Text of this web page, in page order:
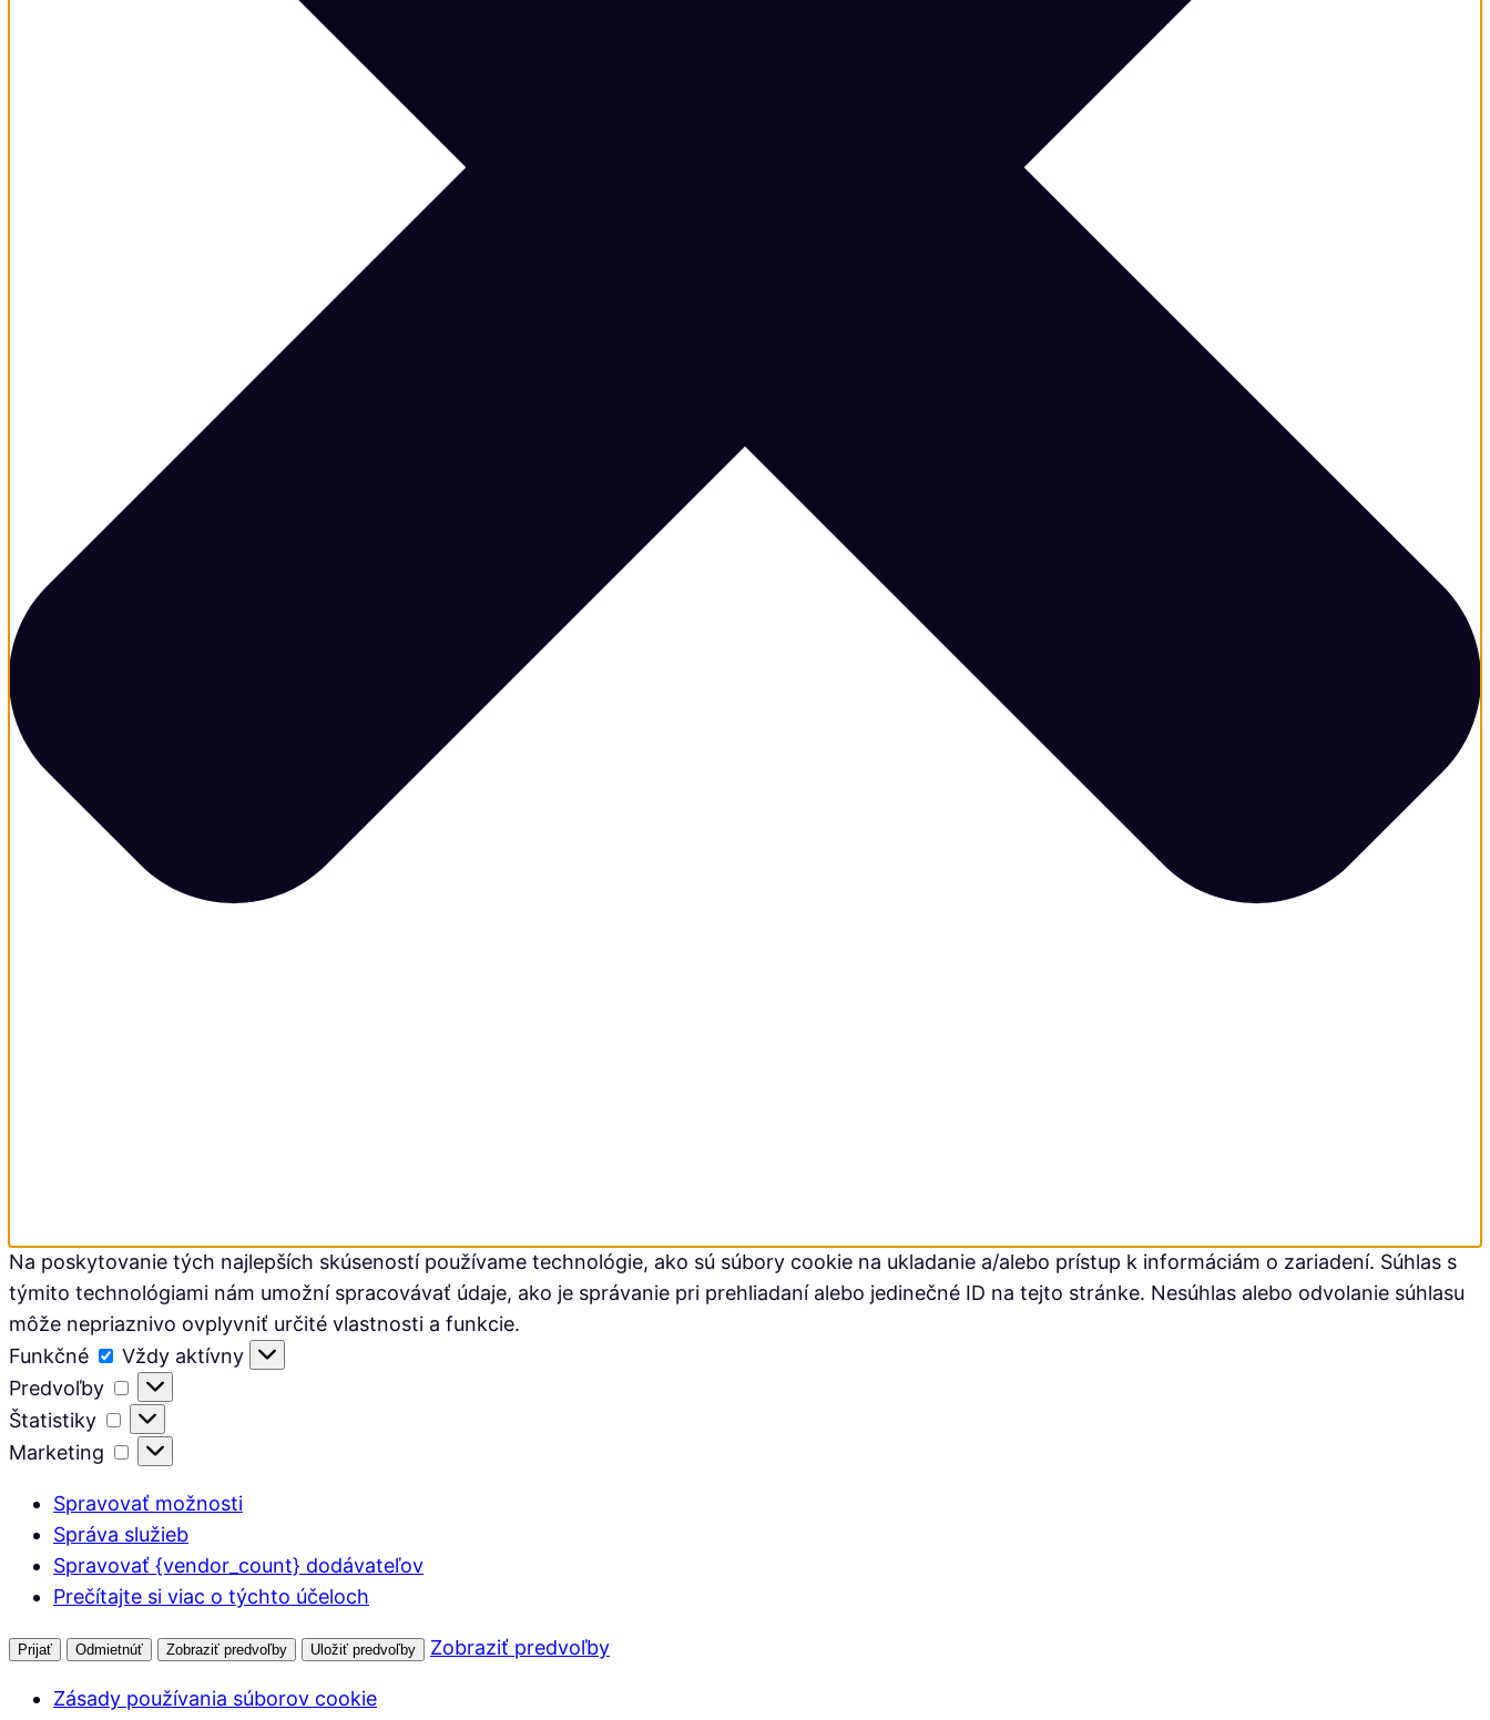
Na poskytovanie tých najlepších skúseností používame technológie, ako sú súbory cookie na ukladanie a/alebo prístup k informáciám o zariadení. Súhlas s
týmito technológiami nám umožní spracovávať údaje, ako je správanie pri prehliadaní alebo jedinečné ID na tejto stránke. Nesúhlas alebo odvolanie súhlasu
môže nepriaznivo ovplyvniť určité vlastnosti a funkcie.
Funkčné
Funkčné
Vždy aktívny
Predvoľby
Predvoľby
Štatistiky
Štatistiky
Marketing
Marketing
Spravovať možnosti
Správa služieb
Spravovať {vendor_count} dodávateľov
Prečítajte si viac o týchto účeloch
Prijať Odmietnúť Zobraziť predvoľby Uložiť predvoľby Zobraziť predvoľby
Zásady používania súborov cookie